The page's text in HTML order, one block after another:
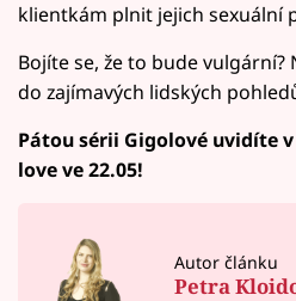
klientkám plnit jejich sexuální
Bojíte se, že to bude vulgární?
do zajímavých lidských
Pátou sérii Gigolové uvidíte
love ve 22.05!
Autor článku
Petra